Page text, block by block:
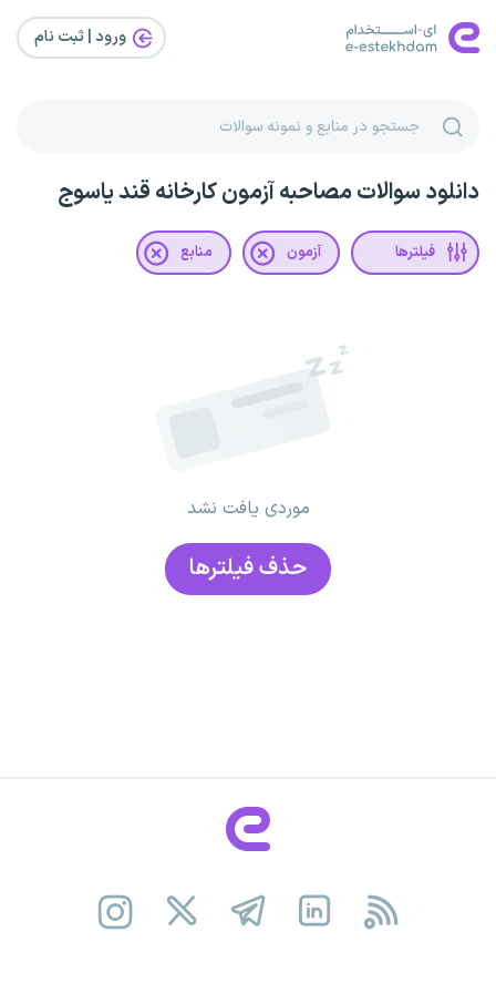
ورود | ثبت‌ نام
دانلود سوالات مصاحبه آزمون کارخانه قند یاسوج
فیلترها آزمون منابع
موردی یافت نشد
حذف فیلتر‌ها